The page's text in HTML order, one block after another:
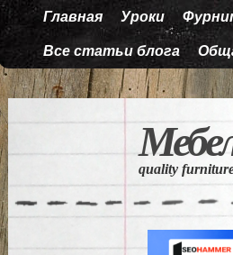
Главная Уроки
Все статьи блога
quality